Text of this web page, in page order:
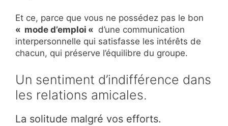
Et ce, parce que vous ne possédez pas le bon
« mode d’emploi « d’une communication
interpersonnelle qui satisfasse les intérêts de
chacun, qui préserve l’équilibre du groupe.
Un sentiment d’indifférence dans
les relations amicales.
La solitude malgré vos efforts.